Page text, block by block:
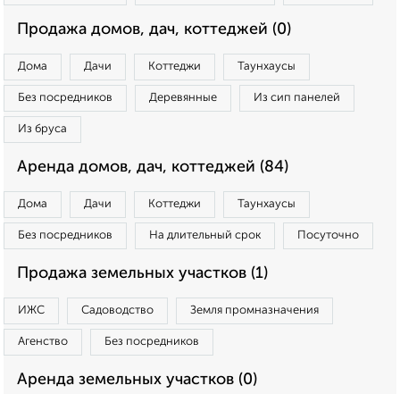
Продажа домов, дач, коттеджей (0)
Дома Дачи Коттеджи Таунхаусы
Без посредников Деревянные Из сип панелей
Из бруса
Аренда домов, дач, коттеджей (84)
Дома Дачи Коттеджи Таунхаусы
Без посредников На длительный срок Посуточно
Продажа земельных участков (1)
ИЖС Садоводство Земля промназначения
Агенство Без посредников
Аренда земельных участков (0)